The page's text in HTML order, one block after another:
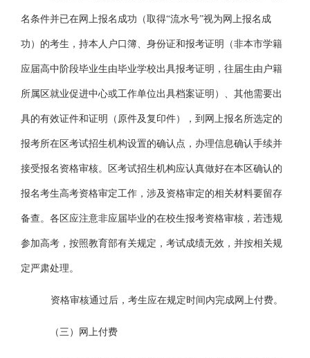
名条件并已在网上报名成功（取得“流水号”视为网上报名成
功）的考生，持本人户口簿、身份证和报考证明（非本市学籍
应届高中阶段毕业生由毕业学校出具报考证明，往届生由户籍
所属区就业促进中心或工作单位出具档案证明）、其他需要出
具的有效证件和证明（原件及复印件），到网上报名所选定的
报考所在区考试招生机构设置的确认点，办理信息确认手续并
接受报名资格审核。区考试招生机构应认真做好在本区确认的
报名考生高考资格审定工作，涉及资格审定的相关材料要留存
备查。各区应注意非应届毕业的在校生报考资格审核，若违规
参加高考，按照教育部有关规定，考试成绩无效，并按相关规
定严肃处理。
资格审核通过后，考生应在规定时间内完成网上付费。
（三）网上付费